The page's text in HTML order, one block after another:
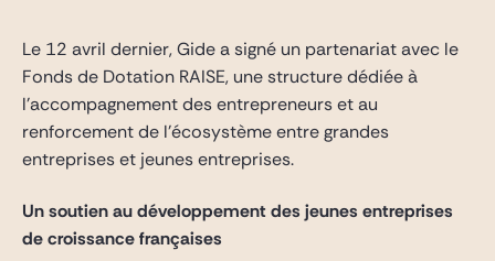
Le 12 avril dernier, Gide a signé un partenariat avec le
Fonds de Dotation RAISE, une structure dédiée à
l’accompagnement des entrepreneurs et au
renforcement de l’écosystème entre grandes
entreprises et jeunes entreprises.
Un soutien au développement des jeunes entreprises
de croissance françaises